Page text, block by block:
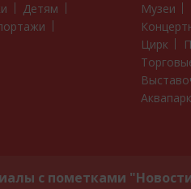
Детям
Музеи
Цирк
с пометками